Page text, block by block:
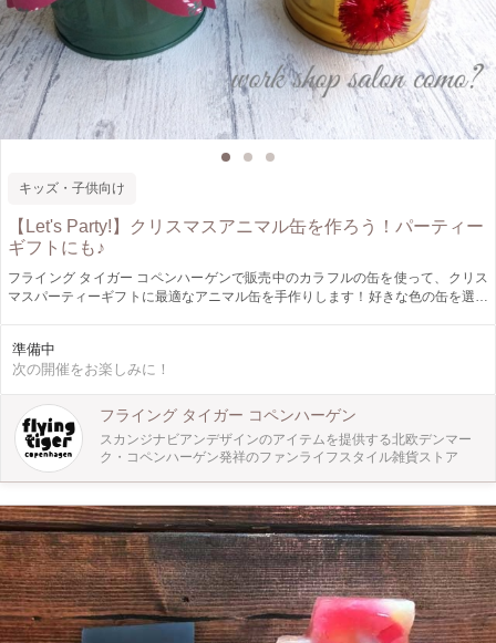
キッズ・子供向け
【Let's Party!】クリスマスアニマル缶を作ろう！パーティー
ギフトにも♪
フライング タイガー コペンハーゲンで販売中のカラフルの缶を使って、クリス
マスパーティーギフトに最適なアニマル缶を手作りします！好きな色の缶を選ん
完成させます。 缶にお菓子を詰めこんだらお土産用の素敵なギフト缶として大
活躍です。 簡単なものから難易度の高いものまで、制作される方の年齢や好み
のギフト缶が出来上がります。お子様と親御様のコミュニケーションもたっぷり
とれる充実のワークショップです。
準備中
次の開催をお楽しみに！
フライング タイガー コペンハーゲン
スカンジナビアンデザインのアイテムを提供する北欧デンマー
ク・コペンハーゲン発祥のファンライフスタイル雑貨ストア